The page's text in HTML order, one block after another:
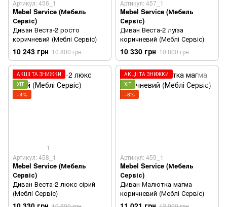
Артикул: 456_1
Mebel Service (Мебель
Сервіс)
Диван Веста-2 росто
коричневий (Меблі Сервіс)
10 243 грн 10 800 грн
Артикул: 457_1
Mebel Service (Мебель
Сервіс)
Диван Веста-2 луїза
коричневий (Меблі Сервіс)
10 330 грн 10 800 грн
АКЦІЇ ТА ЗНИЖКИ
ХІТ
−4%
1
Артикул: 458_1
Mebel Service (Мебель
Сервіс)
Диван Веста-2 люкс сірий
(Меблі Сервіс)
АКЦІЇ ТА ЗНИЖКИ
ХІТ
−8%
Артикул: 459_1
Mebel Service (Мебель
Сервіс)
Диван Малютка магма
коричневий (Меблі Сервіс)